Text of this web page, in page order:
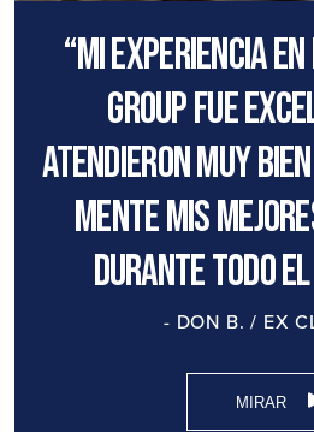
“Mi experiencia
Group fue
atendieron muy
mente mis
durante todo el
- DON B. / EX
MIRAR